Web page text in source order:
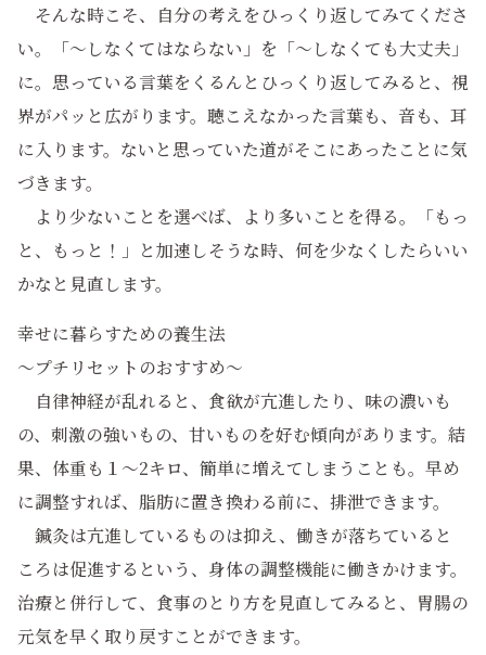
そんな時こそ、自分の考えをひっくり返してみてくださ
い。「～しなくてはならない」を「～しなくても大丈夫」
に。思っている言葉をくるんとひっくり返してみると、視
界がパッと広がります。聴こえなかった言葉も、音も、耳
に入ります。ないと思っていた道がそこにあったことに気
づきます。
より少ないことを選べば、より多いことを得る。「もっ
と、もっと！」と加速しそうな時、何を少なくしたらいい
かなと見直します。
幸せに暮らすための養生法
～プチリセットのおすすめ～
自律神経が乱れると、食欲が亢進したり、味の濃いも
の、刺激の強いもの、甘いものを好む傾向があります。結
果、体重も１～2キロ、簡単に増えてしまうことも。早め
に調整すれば、脂肪に置き換わる前に、排泄できます。
鍼灸は亢進しているものは抑え、働きが落ちていると
ころは促進するという、身体の調整機能に働きかけます。
治療と併行して、食事のとり方を見直してみると、胃腸の
元気を早く取り戻すことができます。